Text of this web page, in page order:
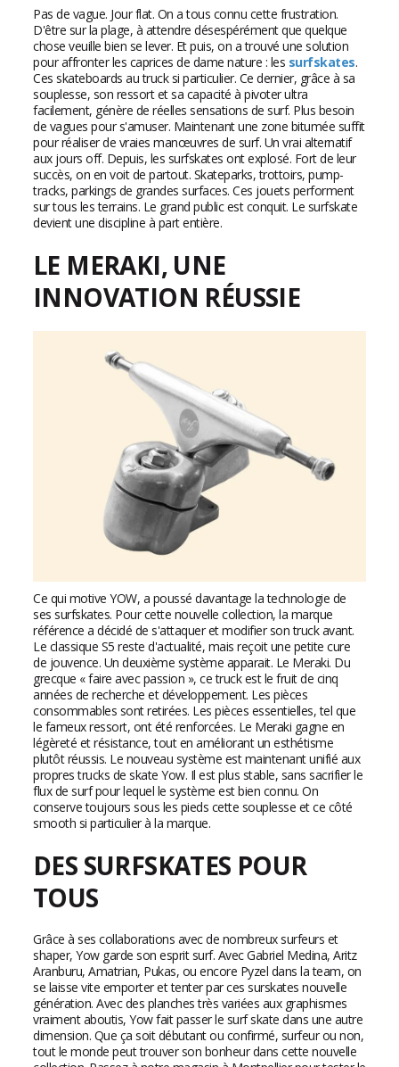
Pas de vague. Jour flat. On a tous connu cette frustration.
D'être sur la plage, à attendre désespérément que quelque
chose veuille bien se lever. Et puis, on a trouvé une solution
pour affronter les caprices de dame nature : les surfskates.
Ces skateboards au truck si particulier. Ce dernier, grâce à sa
souplesse, son ressort et sa capacité à pivoter ultra
facilement, génère de réelles sensations de surf. Plus besoin
de vagues pour s'amuser. Maintenant une zone bitumée suffit
pour réaliser de vraies manœuvres de surf. Un vrai alternatif
aux jours off. Depuis, les surfskates ont explosé. Fort de leur
succès, on en voit de partout. Skateparks, trottoirs, pump-
tracks, parkings de grandes surfaces. Ces jouets performent
sur tous les terrains. Le grand public est conquit. Le surfskate
devient une discipline à part entière.
LE MERAKI, UNE
INNOVATION RÉUSSIE
Ce qui motive YOW, a poussé davantage la technologie de
ses surfskates. Pour cette nouvelle collection, la marque
référence a décidé de s'attaquer et modifier son truck avant.
Le classique S5 reste d'actualité, mais reçoit une petite cure
de jouvence. Un deuxième système apparait. Le Meraki. Du
grecque « faire avec passion », ce truck est le fruit de cinq
années de recherche et développement. Les pièces
consommables sont retirées. Les pièces essentielles, tel que
le fameux ressort, ont été renforcées. Le Meraki gagne en
légèreté et résistance, tout en améliorant un esthétisme
plutôt réussis. Le nouveau système est maintenant unifié aux
propres trucks de skate Yow. Il est plus stable, sans sacrifier le
flux de surf pour lequel le système est bien connu. On
conserve toujours sous les pieds cette souplesse et ce côté
smooth si particulier à la marque.
DES SURFSKATES POUR
TOUS
Grâce à ses collaborations avec de nombreux surfeurs et
shaper, Yow garde son esprit surf. Avec Gabriel Medina, Aritz
Aranburu, Amatrian, Pukas, ou encore Pyzel dans la team, on
se laisse vite emporter et tenter par ces surskates nouvelle
génération. Avec des planches très variées aux graphismes
vraiment aboutis, Yow fait passer le surf skate dans une autre
dimension. Que ça soit débutant ou confirmé, surfeur ou non,
tout le monde peut trouver son bonheur dans cette nouvelle